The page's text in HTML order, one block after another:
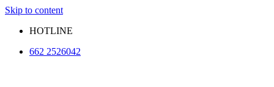
Skip to content
HOTLINE
662 2526042